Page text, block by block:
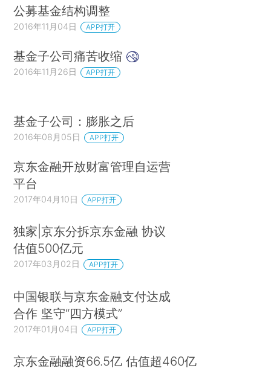
公募基金结构调整
2016年11月04日 APP打开
基金子公司痛苦收缩
2016年11月26日 APP打开
基金子公司：膨胀之后
2016年08月05日 APP打开
京东金融开放财富管理自运营
平台
2017年04月10日 APP打开
独家|京东分拆京东金融 协议
估值500亿元
2017年03月02日 APP打开
中国银联与京东金融支付达成
合作 坚守“四方模式”
2017年01月04日 APP打开
京东金融融资66.5亿 估值超460亿